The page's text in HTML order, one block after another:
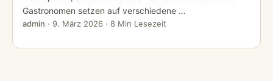
Gastronomen setzen auf verschiedene …
admin · 9. März 2026 · 8 Min Lesezeit